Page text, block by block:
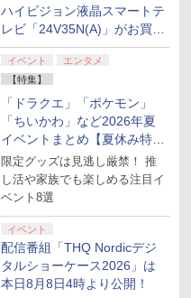
ハイビジョン液晶スマートテ
レビ「24V35N(A)」がお買い
得！
イベント
エンタメ
【特集】
「ドラクエ」「ポケモン」
「ちいかわ」など2026年夏
イベントまとめ【夏休み特
集】
限定グッズは見逃し厳禁！ 推
し活や家族でも楽しめる注目イ
ベント8選
イベント
配信番組「THQ Nordicデジ
タルショーケース2026」は
本日8月8日4時より公開！